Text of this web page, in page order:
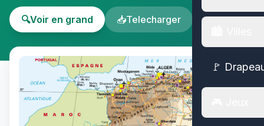
🚩
🔍Voir en grand 📥Telecharger